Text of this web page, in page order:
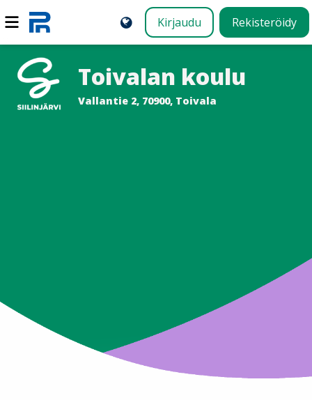
Kirjaudu Rekisteröidy
Toivalan koulu
Vallantie 2, 70900, Toivala